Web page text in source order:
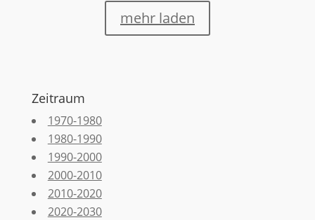
mehr laden
Zeitraum
1970-1980
1980-1990
1990-2000
2000-2010
2010-2020
2020-2030